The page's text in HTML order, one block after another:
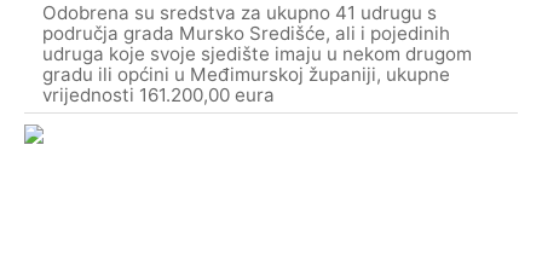
Odobrena su sredstva za ukupno 41 udrugu s
područja grada Mursko Središće, ali i pojedinih
udruga koje svoje sjedište imaju u nekom drugom
gradu ili općini u Međimurskoj županiji, ukupne
vrijednosti 161.200,00 eura